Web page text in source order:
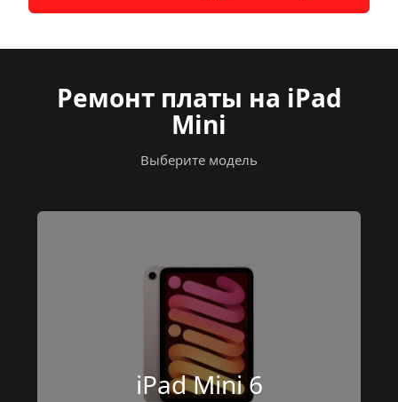
Ремонт платы на iPad
Mini
Выберите модель
iPad Mini 6